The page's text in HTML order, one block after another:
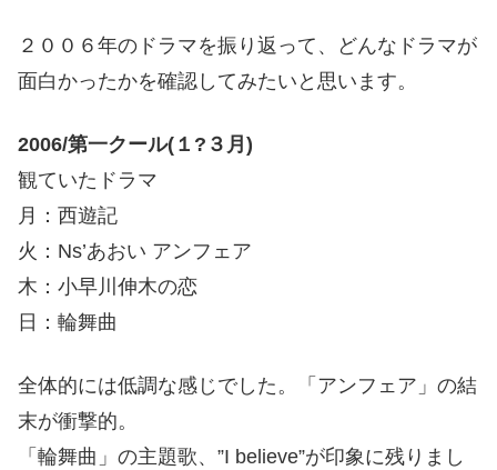
２００６年のドラマを振り返って、どんなドラマが
面白かったかを確認してみたいと思います。
2006/第一クール(１?３月)
観ていたドラマ
月：西遊記
火：Ns’あおい アンフェア
木：小早川伸木の恋
日：輪舞曲
全体的には低調な感じでした。「アンフェア」の結
末が衝撃的。
「輪舞曲」の主題歌、”I believe”が印象に残りまし